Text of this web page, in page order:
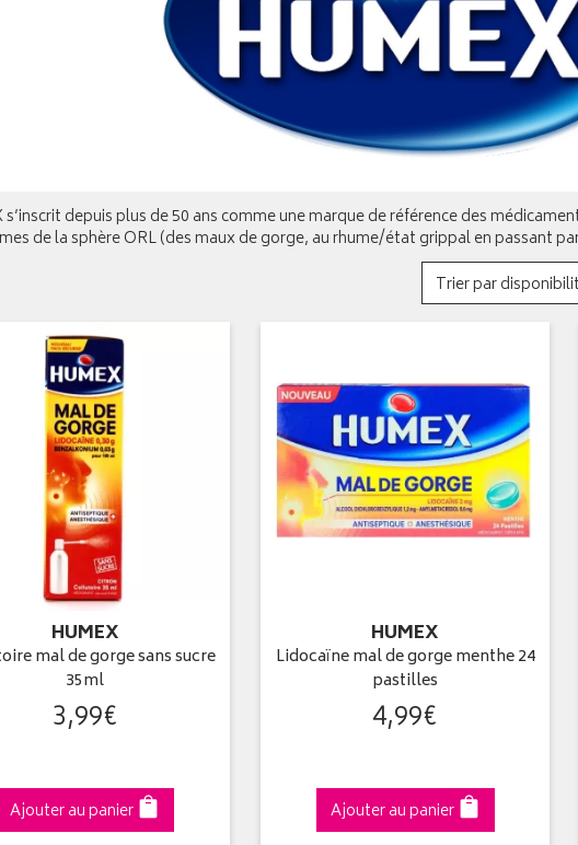
depuis plus de 50 ans comme une marque de référence des
de la sphère ORL (des maux de gorge, au rhume/état grippal en passant
Trier par
HUMEX
mal de gorge sans sucre
35ml
3,99€
Ajouter au panier
HUMEX
Lidocaïne mal de gorge menthe 24
pastilles
4,99€
Ajouter au panier